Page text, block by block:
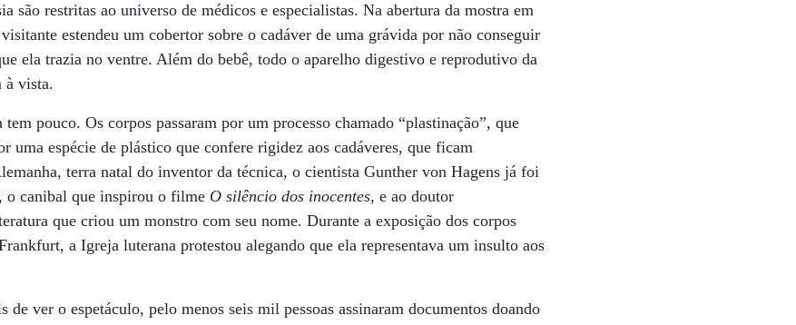
são restritas ao universo de médicos e especialistas. Na abertura da mostra em
estendeu um cobertor sobre o cadáver de uma grávida por não conseguir
ela trazia no ventre. Além do bebê, todo o aparelho digestivo e reprodutivo da
à vista.
pouco. Os corpos passaram por um processo chamado “plastinação”, que
uma espécie de plástico que confere rigidez aos cadáveres, que ficam
terra natal do inventor da técnica, o cientista Gunther von Hagens já foi
o canibal que inspirou o filme O silêncio dos inocentes, e ao doutor
que criou um monstro com seu nome. Durante a exposição dos corpos
a Igreja luterana protestou alegando que ela representava um insulto aos
de ver o espetáculo, pelo menos seis mil pessoas assinaram documentos doando